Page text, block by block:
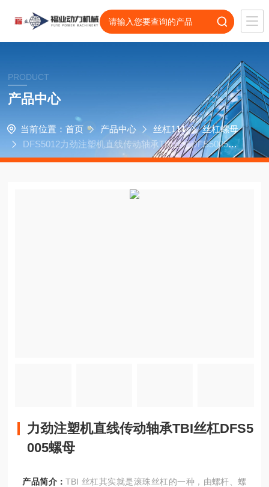
PRODUCT
产品中心
当前位置： 首页 产品中心 丝杠111
丝杠螺母
DFS5012力劲注塑机直线传动轴承TBI丝杠DFS5005螺
母
力劲注塑机直线传动轴承TBI丝杠DFS5
005螺母
产品简介：TBI 丝杠其实就是滚珠丝杠的一种，由螺杆、螺